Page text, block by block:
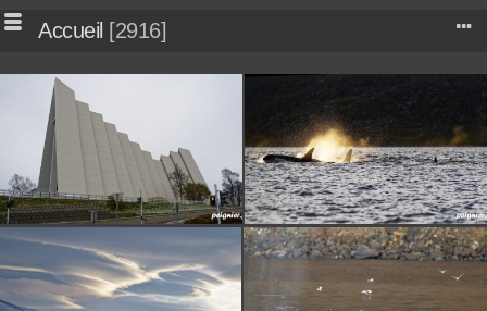
Accueil 2916